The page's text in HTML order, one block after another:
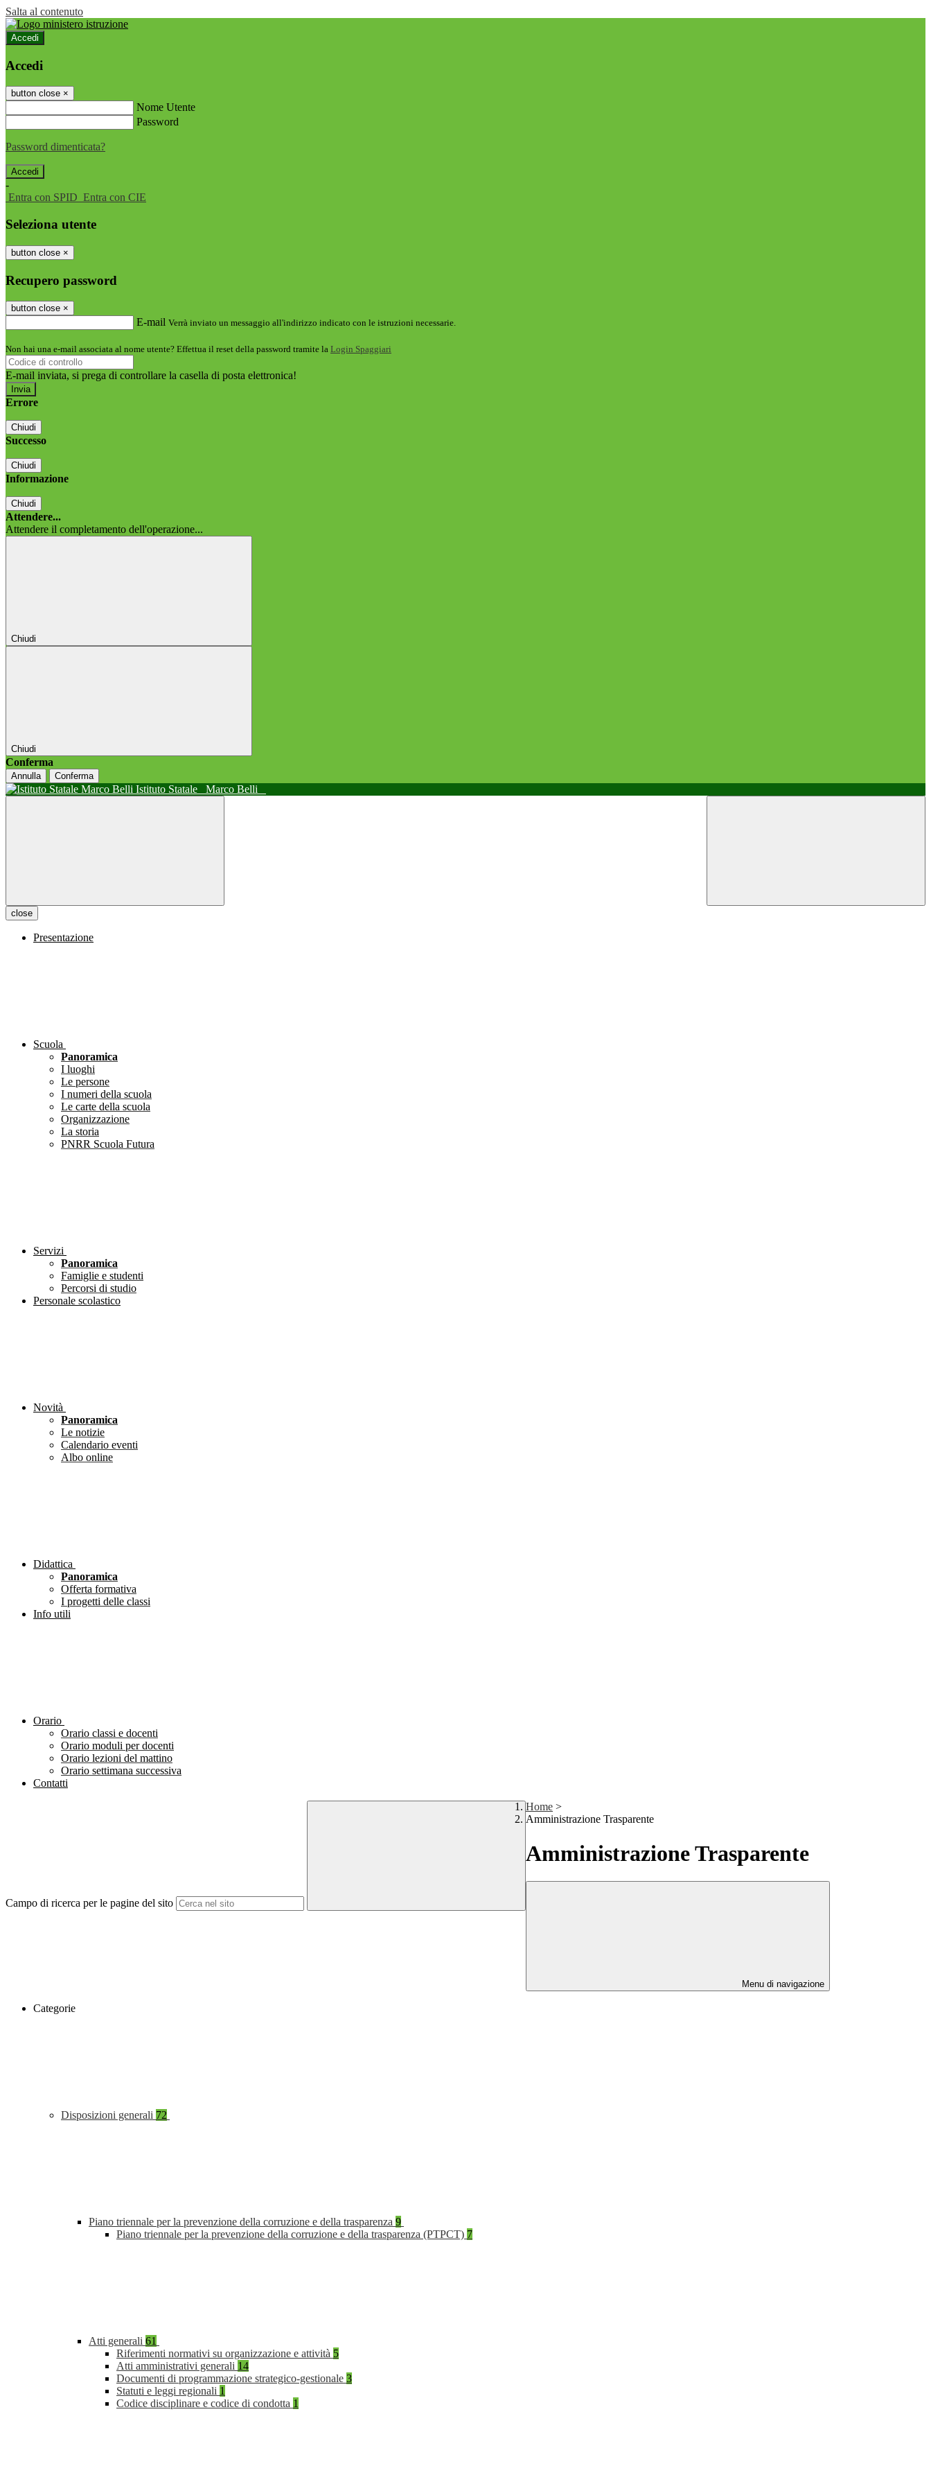
Salta al contenuto
Accedi
Accedi
button close ×
Nome Utente
Password
Password dimenticata?
-
Entra con SPID Entra con CIE
Seleziona utente
button close ×
Recupero password
button close ×
E-mail Verrà inviato un messaggio all'indirizzo indicato con le istruzioni necessarie.
Non hai una e-mail associata al nome utente? Effettua il reset della password tramite la Login Spaggiari
E-mail inviata, si prega di controllare la casella di posta elettronica!
Errore
Chiudi
Successo
Chiudi
Informazione
Chiudi
Attendere...
Attendere il completamento dell'operazione...
Chiudi
Chiudi
Conferma
Annulla Conferma
Istituto Statale Marco Belli
close
Presentazione
Scuola
Panoramica
I luoghi
Le persone
I numeri della scuola
Le carte della scuola
Organizzazione
La storia
PNRR Scuola Futura
Servizi
Panoramica
Famiglie e studenti
Percorsi di studio
Personale scolastico
Novità
Panoramica
Le notizie
Calendario eventi
Albo online
Didattica
Panoramica
Offerta formativa
I progetti delle classi
Info utili
Orario
Orario classi e docenti
Orario moduli per docenti
Orario lezioni del mattino
Orario settimana successiva
Contatti
Campo di ricerca per le pagine del sito
Home >
Amministrazione Trasparente
Amministrazione Trasparente
Menu di navigazione
Categorie
Disposizioni generali 72
Piano triennale per la prevenzione della corruzione e della trasparenza 9
Piano triennale per la prevenzione della corruzione e della trasparenza (PTPCT) 7
Atti generali 61
Riferimenti normativi su organizzazione e attività 5
Atti amministrativi generali 14
Documenti di programmazione strategico-gestionale 3
Statuti e leggi regionali 1
Codice disciplinare e codice di condotta 1